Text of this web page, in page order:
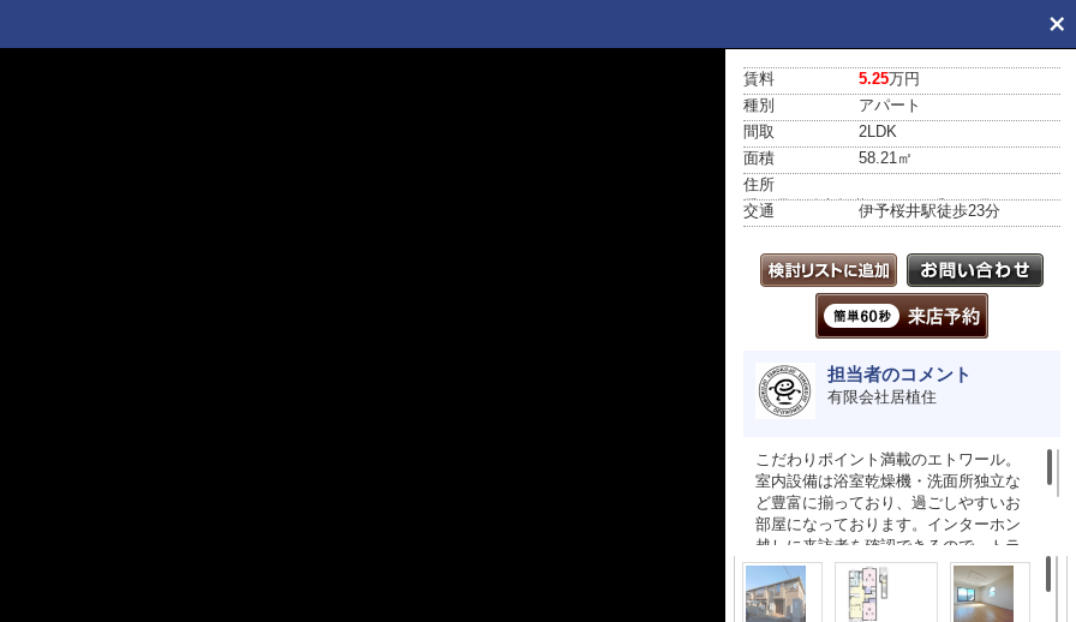
賃料 5.25万円
種別
アパート
間取
2LDK
面積
58.21㎡
住所
愛媛県今治市桜井１丁目６番１５号
交通 伊予桜井駅徒歩23分
担当者のコメント
有限会社居植住
こだわりポイント満載のエトワール。
室内設備は浴室乾燥機・洗面所独立な
ど豊富に揃っており、過ごしやすいお
部屋になっております。インターホン
越しに来訪者を確認できるので、トラ
ブルを事前に回避しやすくなります。
転居先に住み心地も良いこちらの賃貸
物件。充実した新生活を過ごしましょ